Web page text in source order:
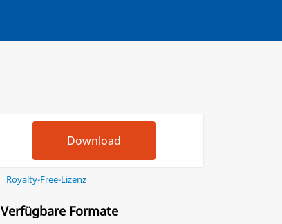
Royalty-Free-Lizenz
Verfügbare Formate